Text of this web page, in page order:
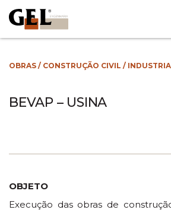
OBRAS / CONSTRUÇÃO CIVIL /
BEVAP – USINA
OBJETO
Execução das obras de